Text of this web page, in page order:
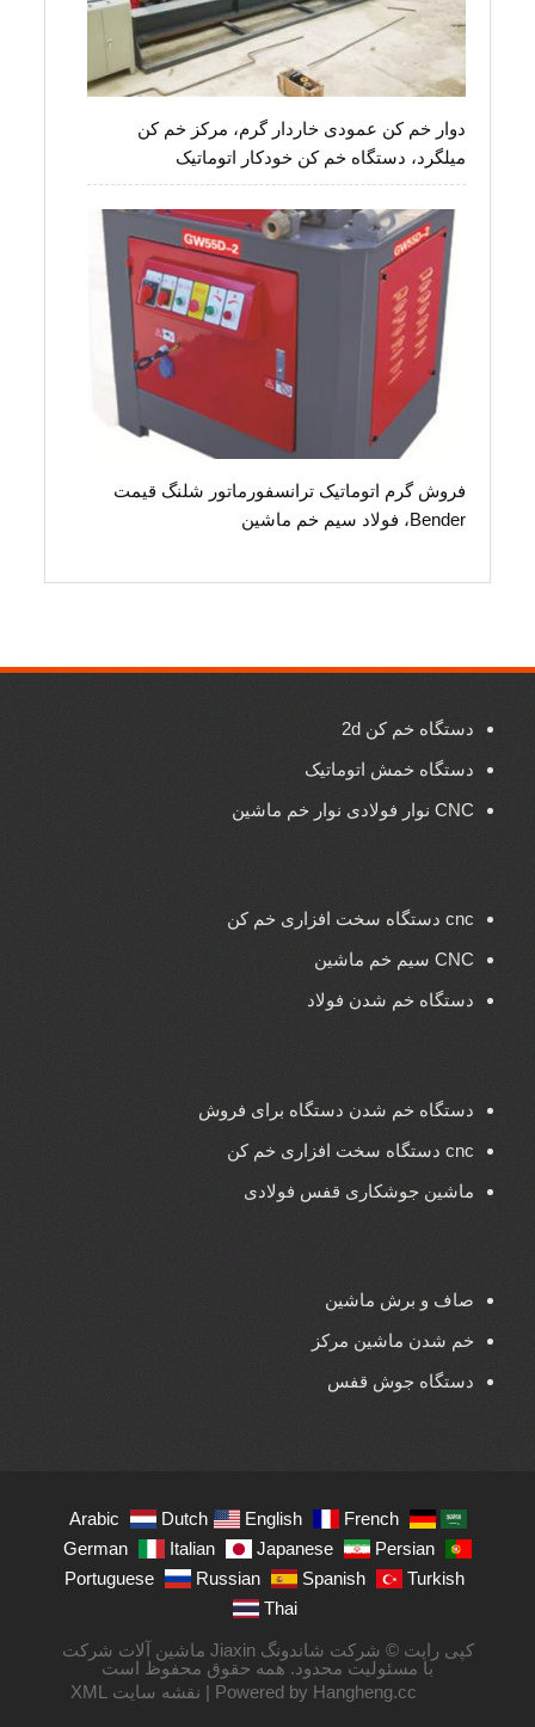
دوار خم کن عمودی خاردار گرم، مرکز خم کن
میلگرد، دستگاه خم کن خودکار اتوماتیک
فروش گرم اتوماتیک ترانسفورماتور شلنگ قیمت
Bender، فولاد سیم خم ماشین
دستگاه خم کن 2d
دستگاه خمش اتوماتیک
CNC نوار فولادی نوار خم ماشین
cnc دستگاه سخت افزاری خم کن
CNC سیم خم ماشین
دستگاه خم شدن فولاد
دستگاه خم شدن دستگاه برای فروش
cnc دستگاه سخت افزاری خم کن
ماشین جوشکاری قفس فولادی
صاف و برش ماشین
خم شدن ماشین مرکز
دستگاه جوش قفس
Arabic Dutch English
French
German
Italian Japanese
Persian
Portuguese
Russian Spanish
Turkish
Thai
کپی رایت © شرکت شاندونگ Jiaxin ماشین آلات شرکت
با مسئولیت محدود. همه حقوق محفوظ است
نقشه سایت XML